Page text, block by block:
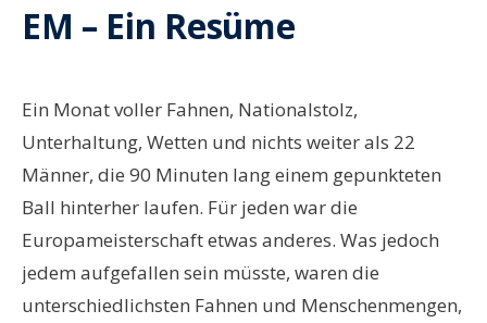
EM – Ein Resüme
Ein Monat voller Fahnen, Nationalstolz,
Unterhaltung, Wetten und nichts weiter als 22
Männer, die 90 Minuten lang einem gepunkteten
Ball hinterher laufen. Für jeden war die
Europameisterschaft etwas anderes. Was jedoch
jedem aufgefallen sein müsste, waren die
unterschiedlichsten Fahnen und Menschenmengen,